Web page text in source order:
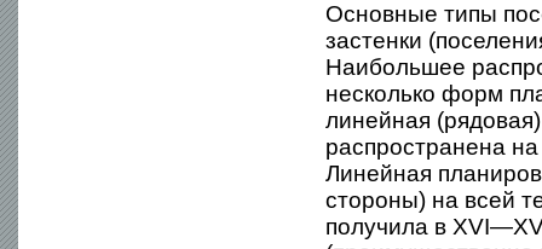
Основные типы
застенки
Наибольшее
несколько форм
линейная
распространена
Линейная
стороны) на всей
получила в